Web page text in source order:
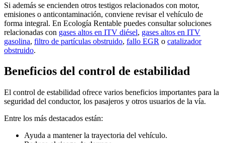
Si además se encienden otros testigos relacionados con motor,
emisiones o anticontaminación, conviene revisar el vehículo de
forma integral. En Ecología Rentable puedes consultar soluciones
relacionadas con gases altos en ITV diésel, gases altos en ITV
gasolina, filtro de partículas obstruido, fallo EGR o catalizador
obstruido.
Beneficios del control de estabilidad
El control de estabilidad ofrece varios beneficios importantes para la
seguridad del conductor, los pasajeros y otros usuarios de la vía.
Entre los más destacados están:
Ayuda a mantener la trayectoria del vehículo.